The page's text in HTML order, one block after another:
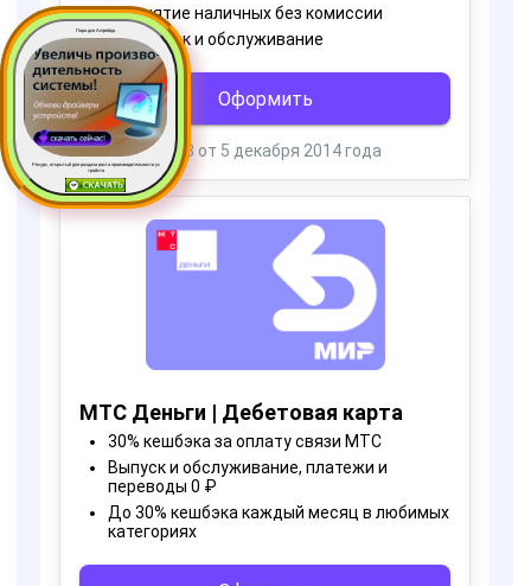
Пора для Апгрейда
Ресурс, открытый для раздачи роста производительности ус
тройств